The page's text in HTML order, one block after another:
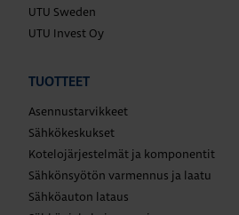
UTU Sweden
UTU Invest Oy
TUOTTEET
Asennustarvikkeet
Sähkökeskukset
Kotelojärjestelmät ja komponentit
Sähkönsyötön varmennus ja laatu
Sähköauton lataus